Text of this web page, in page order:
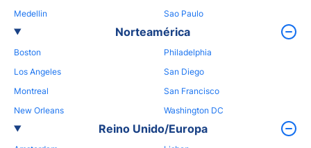
Medellin
Sao Paulo
Norteamérica
Boston
Los Angeles
Montreal
New Orleans
Philadelphia
San Diego
San Francisco
Washington DC
Reino Unido/Europa